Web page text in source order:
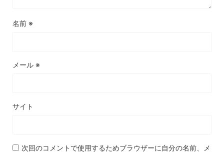
名前 ※
メール ※
サイト
次回のコメントで使用するためブラウザーに自分の名前、メ